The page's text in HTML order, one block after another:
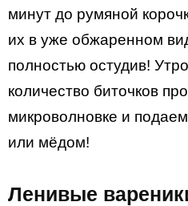
минут до румяной
их в уже обжаренном
полностью остудив!
количество биточков
микроволновке и
или мёдом!
Ленивые